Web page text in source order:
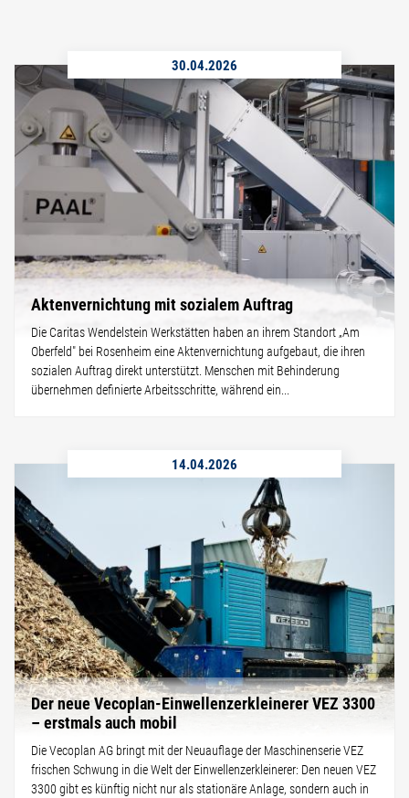
30.04.2026
Aktenvernichtung mit sozialem Auftrag
Die Caritas Wendelstein Werkstätten haben an ihrem Standort „Am
Oberfeld" bei Rosenheim eine Aktenvernichtung aufgebaut, die ihren
sozialen Auftrag direkt unterstützt. Menschen mit Behinderung
übernehmen definierte Arbeitsschritte, während ein...
14.04.2026
Der neue Vecoplan-Einwellenzerkleinerer VEZ 3300
– erstmals auch mobil
Die Vecoplan AG bringt mit der Neuauflage der Maschinenserie VEZ
frischen Schwung in die Welt der Einwellenzerkleinerer: Den neuen VEZ
3300 gibt es künftig nicht nur als stationäre Anlage, sondern auch in